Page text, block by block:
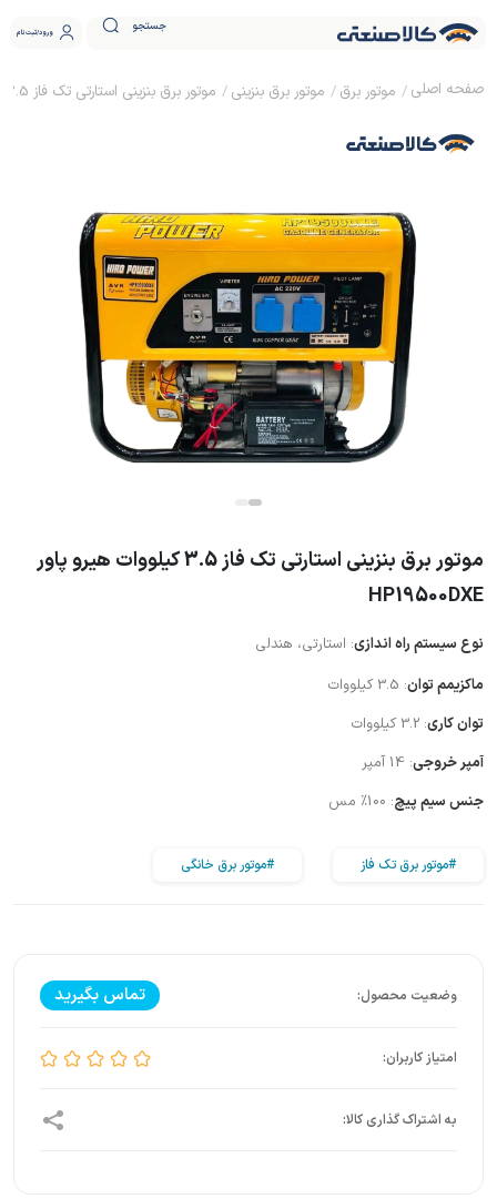
جستجو ورود ثبت نام
موتور برق موتور برق بنزینی موتور برق بنزینی استارتی تک فاز 3.5 کیلووات هیرو پاور HP19500DXE
موتور برق بنزینی استارتی تک فاز 3.5 کیلووات هیرو پاور
HP19500DXE
نوع سیستم راه اندازی: استارتی، هندلی
ماکزیمم توان: 3.5 کیلووات
توان کاری: 3.2 کیلووات
آمپر خروجی: 14 آمپر
جنس سیم پیچ: 100% مس
#موتور برق تک فاز #موتور برق خانگی
تماس بگیرید